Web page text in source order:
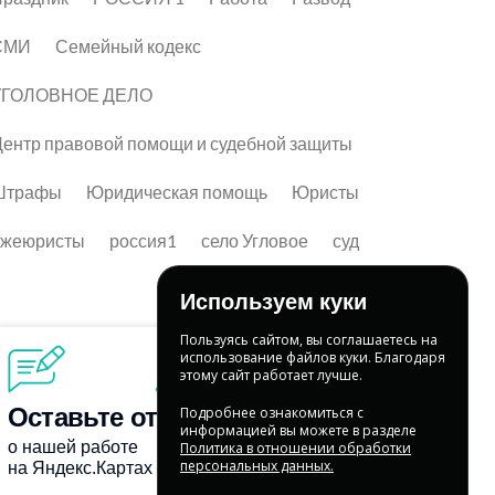
Семейный кодекс
ДЕЛО
правовой помощи и судебной защиты
Юридическая помощь Юристы
россия1 село Угловое суд
Используем куки
Пользуясь сайтом, вы соглашаетесь на
использование файлов куки. Благодаря
этому сайт работает лучше.
Подробнее ознакомиться с
информацией вы можете в разделе
Политика в отношении обработки
персональных данных.